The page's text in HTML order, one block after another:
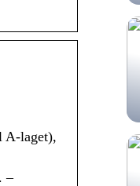
A-laget),
–